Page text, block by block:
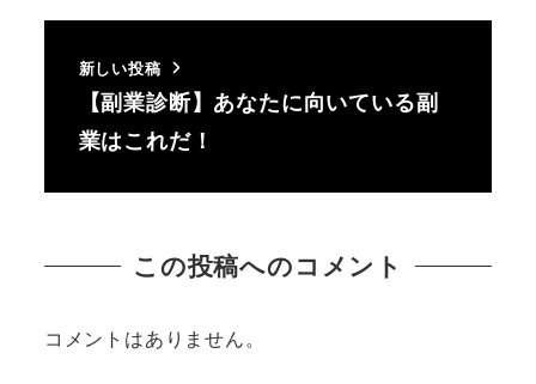
新しい投稿
【副業診断】あなたに向いている副
業はこれだ！
この投稿へのコメント
コメントはありません。